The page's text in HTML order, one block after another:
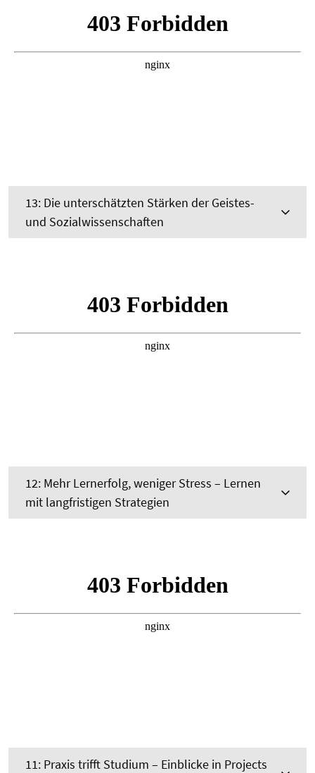
13: Die unterschätzten Stärken der Geistes-
und Sozialwissenschaften
12: Mehr Lernerfolg, weniger Stress – Lernen
mit langfristigen Strategien
11: Praxis trifft Studium – Einblicke in Projects